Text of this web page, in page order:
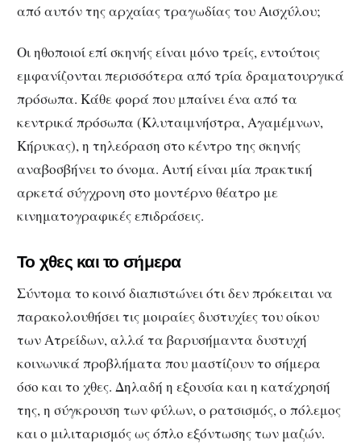
από αυτόν της αρχαίας τραγωδίας του Αισχύλου;
Οι ηθοποιοί επί σκηνής είναι μόνο τρείς, εντούτοις
εμφανίζονται περισσότερα από τρία δραματουργικά
πρόσωπα. Κάθε φορά που μπαίνει ένα από τα
κεντρικά πρόσωπα (Κλυταιμνήστρα, Αγαμέμνων,
Κήρυκας), η τηλεόραση στο κέντρο της σκηνής
αναβοσβήνει το όνομα. Αυτή είναι μία πρακτική
αρκετά σύγχρονη στο μοντέρνο θέατρο με
κινηματογραφικές επιδράσεις.
Το χθες και το σήμερα
Σύντομα το κοινό διαπιστώνει ότι δεν πρόκειται να
παρακολουθήσει τις μοιραίες δυστυχίες του οίκου
των Ατρείδων, αλλά τα βαρυσήμαντα δυστυχή
κοινωνικά προβλήματα που μαστίζουν το σήμερα
όσο και το χθες. Δηλαδή η εξουσία και η κατάχρησή
της, η σύγκρουση των φύλων, ο ρατσισμός, ο πόλεμος
και ο μιλιταρισμός ως όπλο εξόντωσης των μαζών.